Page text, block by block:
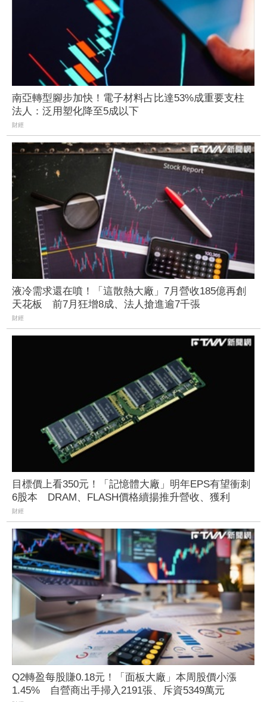
南亞轉型腳步加快！電子材料占比達53%成重要支柱
法人：泛用塑化降至5成以下
財經
液冷需求還在噴！「這散熱大廠」7月營收185億再創
天花板 前7月狂增8成、法人搶進逾7千張
財經
目標價上看350元！「記憶體大廠」明年EPS有望衝刺
6股本 DRAM、FLASH價格續揚推升營收、獲利
財經
Q2轉盈每股賺0.18元！「面板大廠」本周股價小漲
1.45% 自營商出手掃入2191張、斥資5349萬元